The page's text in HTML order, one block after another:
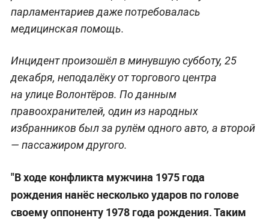
парламентариев даже потребовалась
медицинская помощь.
Инцидент произошёл в минувшую субботу, 25
декабря, неподалёку от торгового центра
на улице Волонтёров. По данным
правоохранителей, один из народных
избранников был за рулём одного авто, а второй
— пассажиром другого.
"В ходе конфликта мужчина 1975 года
рождения нанёс несколько ударов по голове
своему оппоненту 1978 года рождения. Таким